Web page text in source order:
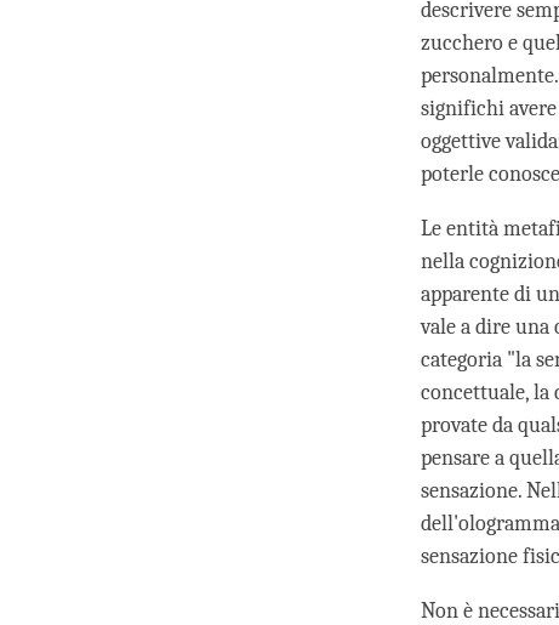
descrivere
zucchero e
significhi
oggettive
poterle
Le entità
nella
apparente di
vale a dire una
categoria "la
concettuale, la
provate da
pensare a
sensazione.
sensazione
Non è